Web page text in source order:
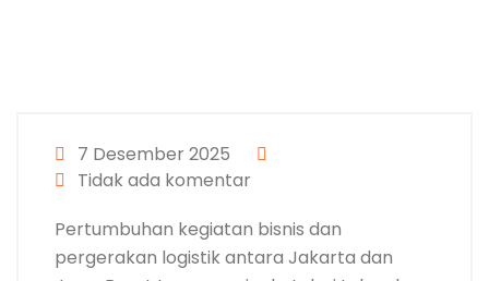
7 Desember 2025
Tidak ada komentar
Pertumbuhan kegiatan bisnis dan
pergerakan logistik antara Jakarta dan